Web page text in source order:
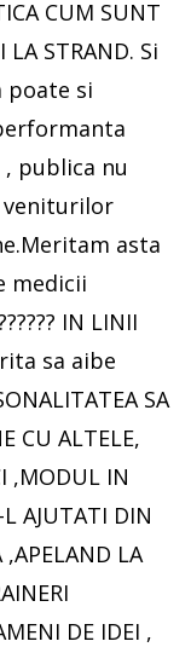
CUM SUNT
LA STRAND. Si
poate si
publica nu
asta
medicii
IN LINII
sa aibe
SA
CU ALTELE,
,MODUL IN
L AJUTATI DIN
LA
DE IDEI ,